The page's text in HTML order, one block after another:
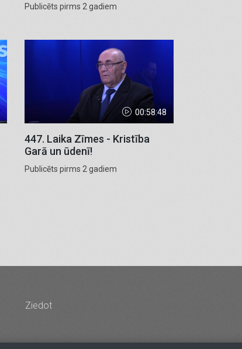
Publicēts pirms 2 gadiem
00:58:48
447. Laika Zīmes - Kristība
Garā un ūdenī!
Publicēts pirms 2 gadiem
Ziedot